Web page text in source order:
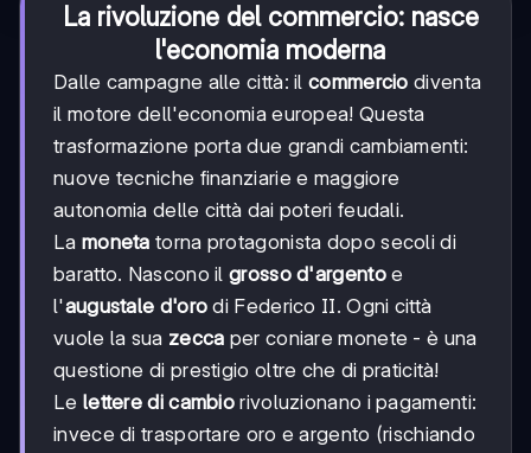
La rivoluzione del commercio: nasce
l'economia moderna
Dalle campagne alle città: il commercio diventa
il motore dell'economia europea! Questa
trasformazione porta due grandi cambiamenti:
nuove tecniche finanziarie e maggiore
autonomia delle città dai poteri feudali.
La moneta torna protagonista dopo secoli di
baratto. Nascono ilgrosso d'argentoe
l'augustale d'oro di Federico II. Ogni città
vuole la sua zecca per coniare monete - è una
questione di prestigio oltre che di praticità!
Le lettere di cambio rivoluzionano i pagamenti:
invece di trasportare oro e argento (rischiando